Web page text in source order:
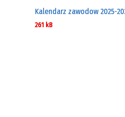
Kalendarz zawodow 2025-
261 kB